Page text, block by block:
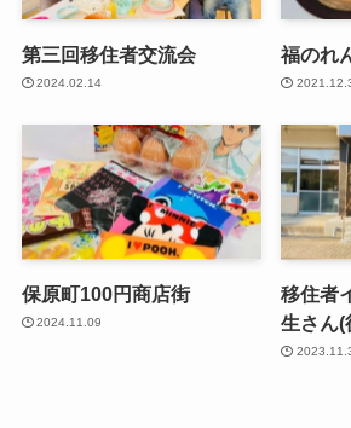
第三回移住者交流会
2024.02.14
福のれ
保原町100円商店街
2024.11.09
移住者
生さん(